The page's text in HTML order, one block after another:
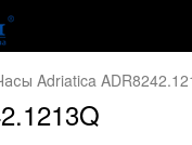
Adriatica